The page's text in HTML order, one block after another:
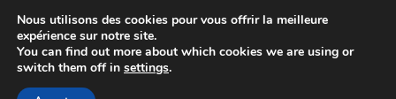
Nous utilisons des cookies pour vous offrir la meilleure
expérience sur notre site.
You can find out more about which cookies we are using or
switch them off in settings.